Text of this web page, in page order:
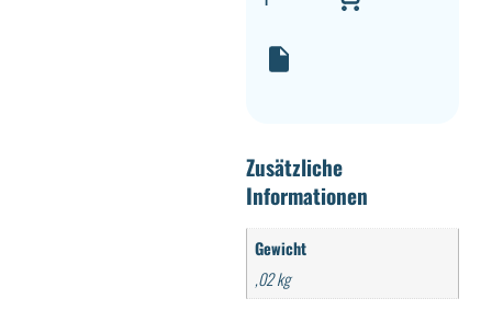
Zusätzliche
Informationen
Gewicht
,02 kg